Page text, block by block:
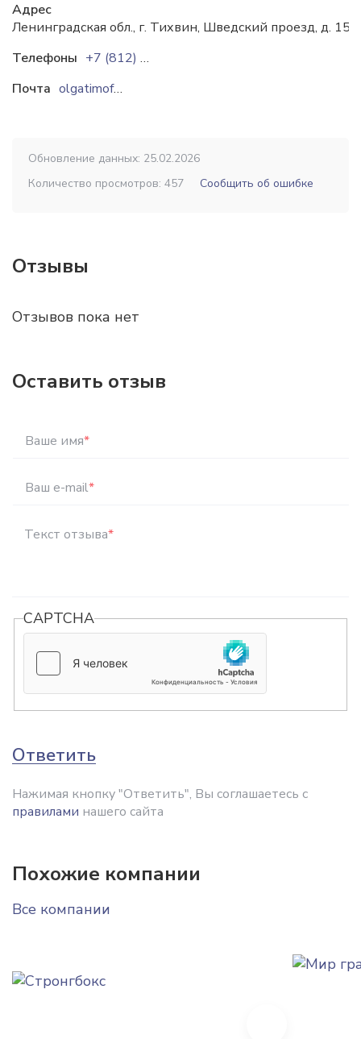
Адрес
Ленинградская обл., г. Тихвин, Шведский проезд, д. 15
Телефоны
+7 (812) 331-10-20
Почта
olgatimofeeva1@ikea.com
Обновление данных: 25.02.2026
Количество просмотров: 457
Сообщить об ошибке
Отзывы
Отзывов пока нет
Оставить отзыв
Ваше имя*
Ваш e-mail*
Текст отзыва*
CAPTCHA
Ответить
Нажимая кнопку "Ответить", Вы соглашаетесь с
правилами нашего сайта
Похожие компании
Все компании